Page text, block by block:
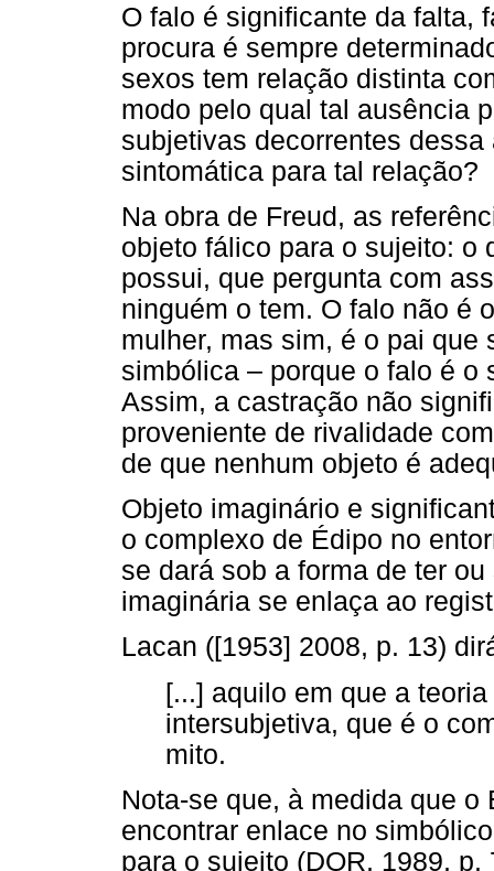
O falo é significante da falta,
procura é sempre
sexos tem relação distinta
modo pelo qual tal ausência
subjetivas decorrentes
sintomática para tal relação?
Na obra de Freud, as
objeto fálico para o sujeito: o
possui, que pergunta com
ninguém o tem. O falo não é
mulher, mas sim, é o pai que
simbólica – porque o falo é o
Assim, a castração não
proveniente de rivalidade
de que nenhum objeto é
Objeto imaginário e
o complexo de Édipo no
se dará sob a forma de ter
imaginária se enlaça ao
Lacan ([1953] 2008, p. 13)
[...] aquilo em que a
intersubjetiva, que é o
mito.
Nota-se que, à medida que
encontrar enlace no
para o sujeito (DOR, 1989, p.